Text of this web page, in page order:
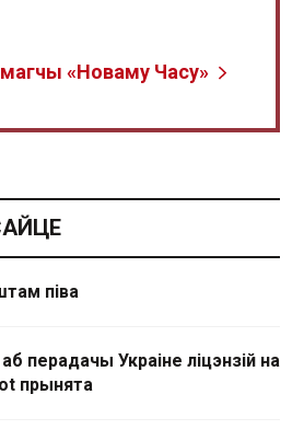
«Новаму Часу»
піва
перадачы Украіне ліцэнзій на
прынята